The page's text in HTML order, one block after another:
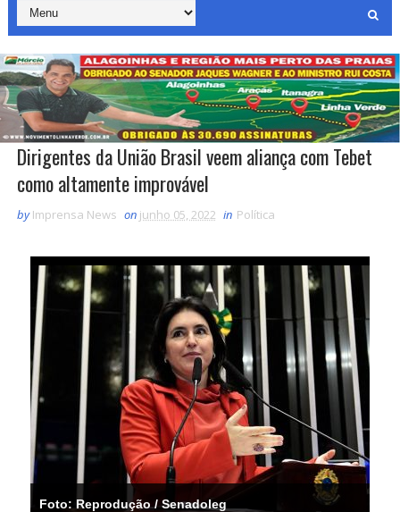
Dirigentes da União Brasil veem aliança com Tebet
como altamente improvável
by Imprensa News on junho 05, 2022 in Política
Foto: Reprodução / Senadoleg